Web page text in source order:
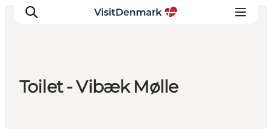
Toilet - Vibæk Mølle